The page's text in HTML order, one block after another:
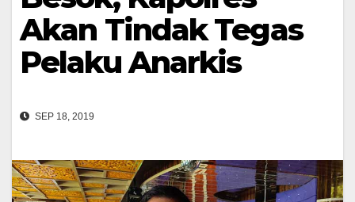
Akan Tindak Tegas
Pelaku Anarkis
SEP 18, 2019